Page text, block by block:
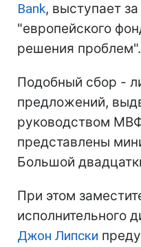
Bank, выступает
"европейского
решения проблем".
Подобный сбор -
предложений,
руководством
представлены
Большой
При этом
исполнительного
Джон Липски